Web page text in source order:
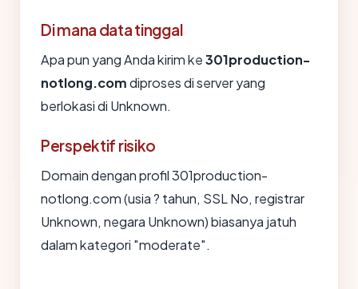
Di mana data tinggal
Apa pun yang Anda kirim ke301production-
notlong.comdiproses di server yang
berlokasi di Unknown.
Perspektif risiko
Domain dengan profil 301production-
notlong.com (usia ? tahun, SSL No, registrar
Unknown, negara Unknown) biasanya jatuh
dalam kategori "moderate".